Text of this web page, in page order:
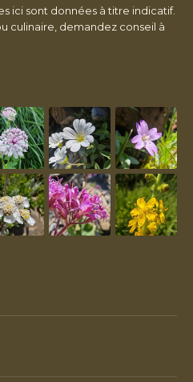
ici sont données à titre indicatif.
culinaire, demandez conseil à